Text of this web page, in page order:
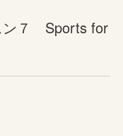
７ Sports for